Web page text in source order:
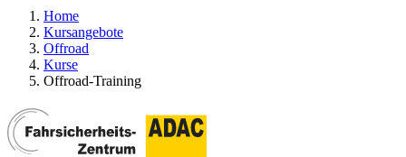
Home
Kursangebote
Offroad
Kurse
Offroad-Training